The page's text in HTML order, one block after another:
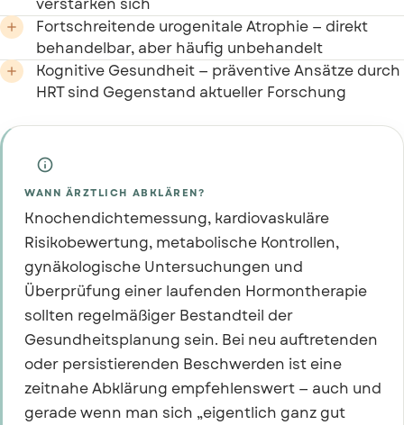

Fortschreitende urogenitale Atrophie — direkt
behandelbar, aber häufig unbehandelt

Kognitive Gesundheit — präventive Ansätze durch
HRT sind Gegenstand aktueller Forschung

WANN ÄRZTLICH ABKLÄREN?
Knochendichtemessung, kardiovaskuläre
Risikobewertung, metabolische Kontrollen,
gynäkologische Untersuchungen und
Überprüfung einer laufenden Hormontherapie
sollten regelmäßiger Bestandteil der
Gesundheitsplanung sein. Bei neu auftretenden
oder persistierenden Beschwerden ist eine
zeitnahe Abklärung empfehlenswert — auch und
gerade wenn man sich „eigentlich ganz gut